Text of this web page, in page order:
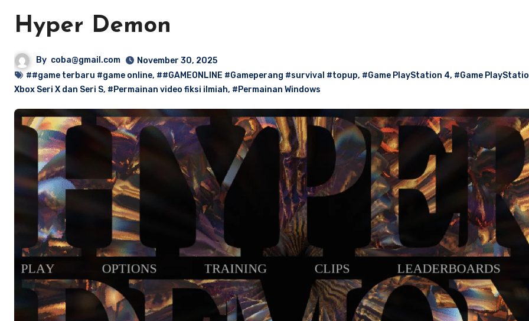
Hyper Demon
By coba@gmail.com
November 30, 2025
##game terbaru #game online, ##GAMEONLINE #Gameperang #survival #topup, #Game PlayStation 4, #Game
Xbox Seri X dan Seri S, #Permainan video fiksi ilmiah, #Permainan Windows